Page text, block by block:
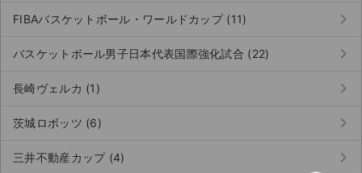
音楽情報
FIBAバスケットボール・ワールドカップ (11) keyboard_arrow_right
バスケットボール男子日本代表国際強化試合 (22) keyboard_arrow_right
長崎ヴェルカ (1) keyboard_arrow_right
茨城ロボッツ (6) keyboard_arrow_right
三井不動産カップ (4) keyboard_arrow_right